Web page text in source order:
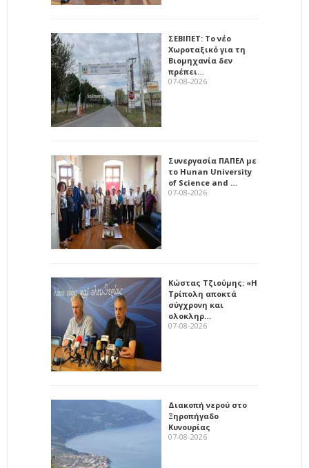
ΣΕΒΙΠΕΤ: Το νέο
Χωροταξικό για τη
Βιομηχανία δεν
πρέπει…
07-08-2026
Συνεργασία ΠΑΠΕΛ με
το Hunan University
of Science and …
07-08-2026
Κώστας Τζιούμης: «Η
Τρίπολη αποκτά
σύγχρονη και
ολοκληρ…
07-08-2026
Διακοπή νερού στο
Ξηροπήγαδο
Κυνουρίας
07-08-2026